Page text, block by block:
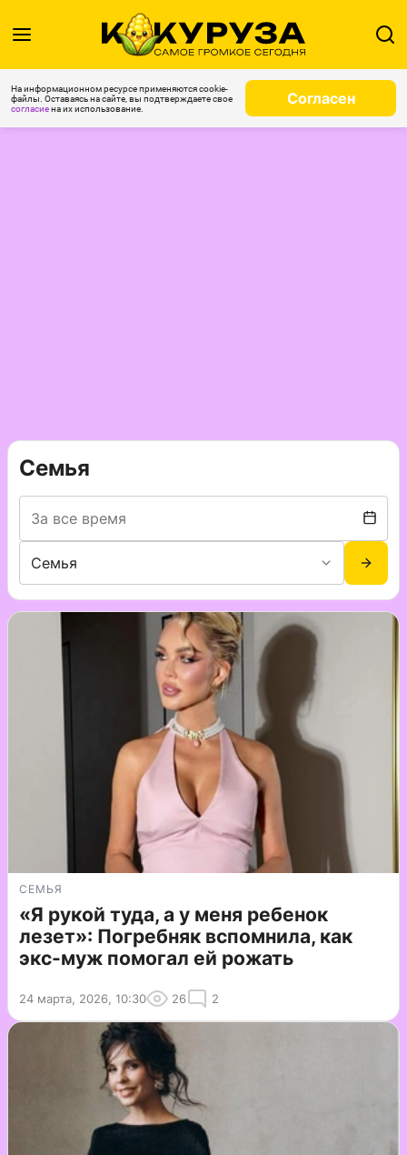
На информационном ресурсе применяются cookie-
файлы. Оставаясь на сайте, вы подтверждаете свое
согласиена их использование.
Согласен
Семья
СЕМЬЯ
«Я рукой туда, а у меня ребенок
лезет»: Погребняк вспомнила, как
экс-муж помогал ей рожать
24 марта, 2026, 10:30 26 2